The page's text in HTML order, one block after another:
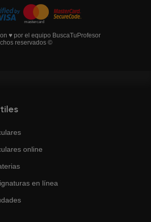
♥ por el equipo BuscaTuProfesor
reservados ©
online
en línea